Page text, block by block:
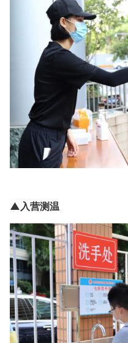
▲入营测温